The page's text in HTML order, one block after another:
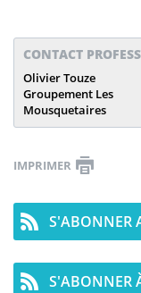
CONTACT
Olivier Touze
Groupement Les
Mousquetaires
IMPRIMER
S'ABONNER
S'ABONNER